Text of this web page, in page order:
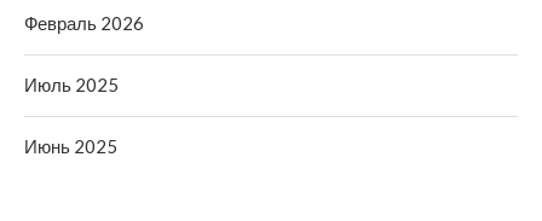
Февраль 2026
Июль 2025
Июнь 2025